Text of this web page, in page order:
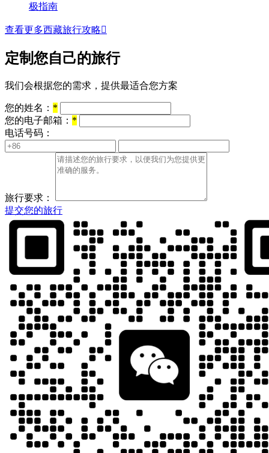
极指南
查看更多西藏旅行攻略
定制您自己的旅行
我们会根据您的需求，提供最适合您方案
您的姓名： *
您的电子邮箱： *
电话号码：
旅行要求：
提交您的旅行